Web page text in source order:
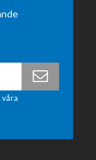
våra